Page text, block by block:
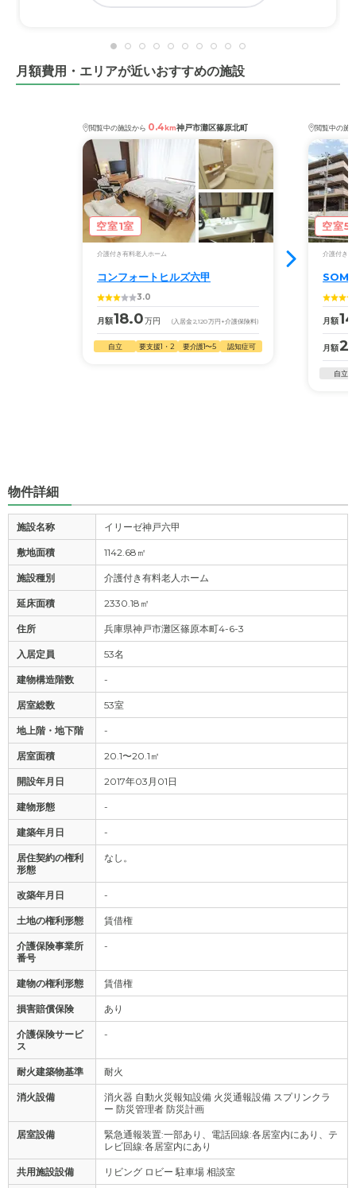
月額費用・エリアが近いおすすめの施設
閲覧中の施設から 0.4km神戸市灘区篠原北町
空室1室
介護付き有料老人ホーム
コンフォートヒルズ六甲
3.0
月額18.0万円 (入居金2,120万円 +介護保険料)
自立 要支援1・2 要介護1〜5 認知症可
閲覧中の施
空室5
介護付き有
月額
月額
自立
物件詳細
施設名称 イリーゼ神戸六甲
敷地面積 1142.68㎡
施設種別 介護付き有料老人ホーム
延床面積 2330.18㎡
住所 兵庫県神戸市灘区篠原本町4-6-3
入居定員 53名
建物構造階数 -
居室総数 53室
地上階・地下階 -
居室面積 20.1〜20.1㎡
開設年月日 2017年03月01日
建物形態 -
建築年月日 -
居住契約の権利
形態
なし。
改築年月日 -
土地の権利形態 賃借権
介護保険事業所
番号
-
建物の権利形態 賃借権
損害賠償保険 あり
介護保険サービ
ス
-
耐火建築物基準 耐火
消火設備
消火器 自動火災報知設備 火災通報設備 スプリンクラ
ー 防災管理者 防災計画
居室設備
緊急通報装置:一部あり、電話回線:各居室内にあり、テ
レビ回線:各居室内にあり
共用施設設備 リビング ロビー 駐車場 相談室